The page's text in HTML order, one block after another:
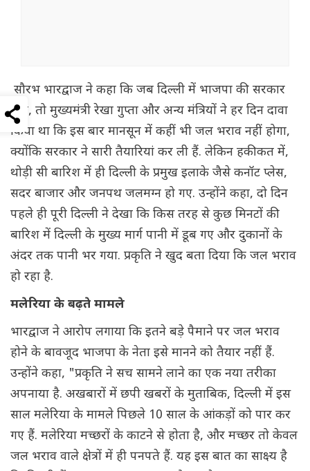
सौरभ भारद्वाज ने कहा कि जब दिल्ली में भाजपा की सरकार
बनी, तो मुख्यमंत्री रेखा गुप्ता और अन्य मंत्रियों ने हर दिन दावा
किया था कि इस बार मानसून में कहीं भी जल भराव नहीं होगा,
क्योंकि सरकार ने सारी तैयारियां कर ली हैं. लेकिन हकीकत में,
थोड़ी सी बारिश में ही दिल्ली के प्रमुख इलाके जैसे कनॉट प्लेस,
सदर बाजार और जनपथ जलमग्न हो गए. उन्होंने कहा, दो दिन
पहले ही पूरी दिल्ली ने देखा कि किस तरह से कुछ मिनटों की
बारिश में दिल्ली के मुख्य मार्ग पानी में डूब गए और दुकानों के
अंदर तक पानी भर गया. प्रकृति ने खुद बता दिया कि जल भराव
हो रहा है.
मलेरिया के बढ़ते मामले
भारद्वाज ने आरोप लगाया कि इतने बड़े पैमाने पर जल भराव
होने के बावजूद भाजपा के नेता इसे मानने को तैयार नहीं हैं.
उन्होंने कहा, "प्रकृति ने सच सामने लाने का एक नया तरीका
अपनाया है. अखबारों में छपी खबरों के मुताबिक, दिल्ली में इस
साल मलेरिया के मामले पिछले 10 साल के आंकड़ों को पार कर
गए हैं. मलेरिया मच्छरों के काटने से होता है, और मच्छर तो केवल
जल भराव वाले क्षेत्रों में ही पनपते हैं. यह इस बात का साक्ष्य है